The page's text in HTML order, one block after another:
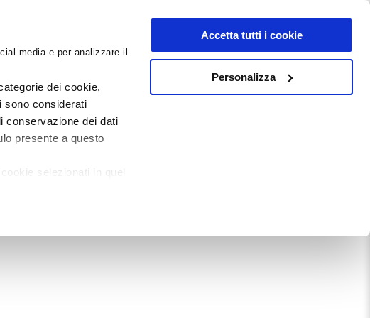
media e per analizzare il
dei cookie,
sono considerati
conservazione dei dati
presente a questo
selezionati in quel
Accetta tutti i cookie
Personalizza
NEWSLETTER
DOCUMENTI 0 0